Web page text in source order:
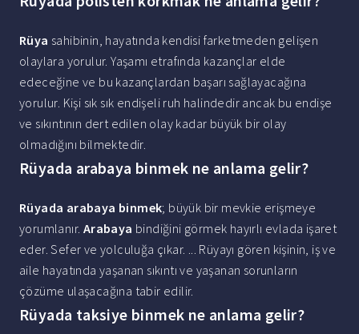
Rüya sahibinin, hayatında kendisi farketmeden gelişen
olaylara yorulur. Yaşamı etrafında kazançlar elde
edeceğine ve bu kazançlardan başarı sağlayacağına
yorulur. Kişi sık sık endişeli ruh halindedir ancak bu endişe
ve sıkıntının dert edilen olay kadar büyük bir olay
olmadığını bilmektedir.
Rüyada arabaya binmek ne anlama gelir?
Rüyada arabaya binmek; büyük bir mevkie erişmeye
yorumlanır. Arabaya bindiğini görmek hayırlı evlada işaret
eder. Sefer ve yolculuğa çıkar. ... Rüyayı gören kişinin, iş ve
aile hayatında yaşanan sıkıntı ve yaşanan sorunların
çözüme ulaşacağına tabir edilir.
Rüyada taksiye binmek ne anlama gelir?